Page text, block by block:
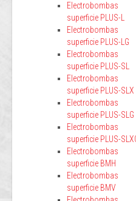
Electrobombas
superficie PLUS-L
Electrobombas
superficie PLUS-LG
Electrobombas
superficie PLUS-SL
Electrobombas
superficie PLUS-SLX
Electrobombas
superficie PLUS-SLG
Electrobombas
superficie PLUS-
Electrobombas
superficie BMH
Electrobombas
superficie BMV